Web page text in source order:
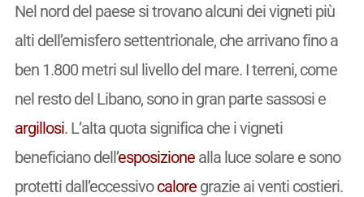
Nel nord del paese si trovano alcuni dei vigneti più
alti dell’emisfero settentrionale, che arrivano fino a
ben 1.800 metri sul livello del mare. I terreni, come
nel resto del Libano, sono in gran parte sassosi e
argillosi. L’alta quota significa che i vigneti
beneficiano dell’esposizionealla luce solare e sono
protetti dall’eccessivocaloregrazie ai venti costieri.